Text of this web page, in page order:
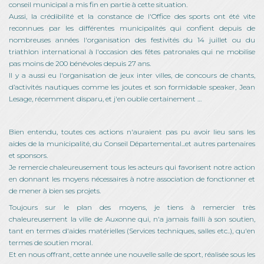
conseil municipal a mis fin en partie à cette situation.
Aussi, la crédibilité et la constance de l'Office des sports ont été vite
reconnues par les différentes municipalités qui confient depuis de
nombreuses années l'organisation des festivités du 14 juillet ou du
triathlon international à l'occasion des fêtes patronales qui ne mobilise
pas moins de 200 bénévoles depuis 27 ans.
Il y a aussi eu l'organisation de jeux inter villes, de concours de chants,
d’activités nautiques comme les joutes et son formidable speaker, Jean
Lesage, récemment disparu, et j'en oublie certainement …
Bien entendu, toutes ces actions n'auraient pas pu avoir lieu sans les
aides de la municipalité, du Conseil Départemental...et autres partenaires
et sponsors.
Je remercie chaleureusement tous les acteurs qui favorisent notre action
en donnant les moyens nécessaires à notre association de fonctionner et
de mener à bien ses projets.
Toujours sur le plan des moyens, je tiens à remercier très
chaleureusement la ville de Auxonne qui, n'a jamais failli à son soutien,
tant en termes d'aides matérielles (Services techniques, salles etc..), qu'en
termes de soutien moral.
Et en nous offrant, cette année une nouvelle salle de sport, réalisée sous les